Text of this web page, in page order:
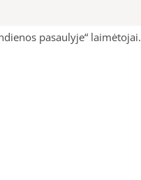
pasaulyje“ laimėtojai.